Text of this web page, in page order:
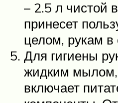
– 2.5 л чистой
принесет
целом, рукам в
Для гигиены
жидким мылом,
включает